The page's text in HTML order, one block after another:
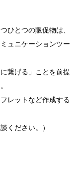
ひとつの販促物は、
ュニケーションツー
繋げる」ことを前提
レットなど作成する
ください。）